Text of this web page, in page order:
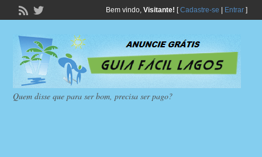
Bem vindo, Visitante! [Cadastre-se Entrar]
Quem disse que para ser bom, precisa ser pago?